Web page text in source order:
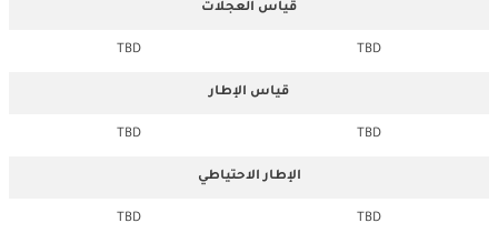
قياس العجلات
TBD
TBD
قياس الإطار
TBD
TBD
الإطار الاحتياطي
TBD
TBD